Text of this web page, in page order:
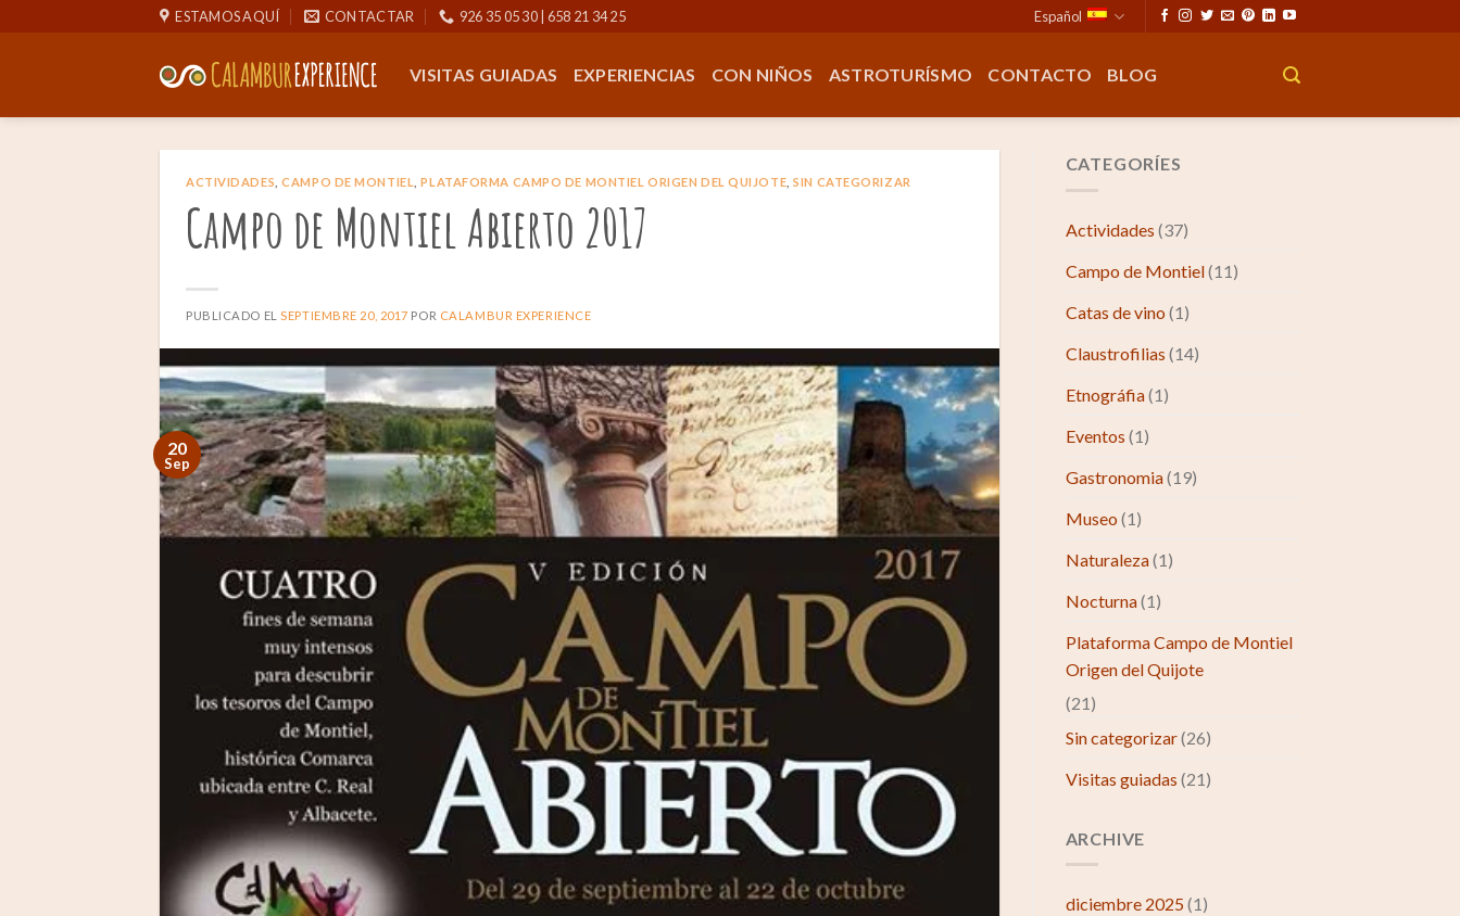
ESTAMOS AQUÍ CONTACTAR 926 35 05 30 | 658 21 34 25 Español
VISITAS GUIADAS EXPERIENCIAS CON NIÑOS ASTROTURÍSMO CONTACTO BLOG
ACTIVIDADES ,CAMPO DE MONTIEL ,PLATAFORMA CAMPO DE MONTIEL ORIGEN DEL QUIJOTE ,SIN CATEGORIZAR
Campo de Montiel Abierto 2017
PUBLICADO EL SEPTIEMBRE 20, 2017 POR CALAMBUR EXPERIENCE
20
Sep
CATEGORÍES
Actividades (37)
Campo de Montiel(11)
Catas de vino (1)
Claustrofilias (14)
Etnográfia(1)
Eventos (1)
Gastronomia(19)
Museo (1)
Naturaleza(1)
Nocturna(1)
Plataforma Campo de Montiel
Origen del Quijote
(21)
Sin categorizar(26)
Visitas guiadas (21)
ARCHIVE
diciembre 2025(1)